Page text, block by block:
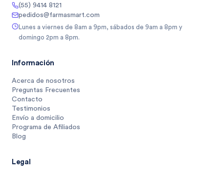
(55) 9414 8121
pedidos@farmasmart.com
Lunes a viernes de 8am a 9pm, sábados de 9am a 8pm y
domingo 2pm a 8pm.
Información
Acerca de nosotros
Preguntas Frecuentes
Contacto
Testimonios
Envío a domicilio
Programa de Afiliados
Blog
Legal